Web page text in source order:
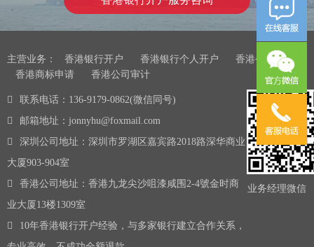
主营业务： 香港银行开户 香港银行个人开户
香港公司注册
香港商标申请
香港公司审计
联系电话：136-9179-0862(微信同号)
邮箱地址：jonnyhu@foxmail.com
深圳公司地址：深圳市罗湖区嘉宾路2018路深华商业
大厦903-904室
香港公司地址：香港九龙尖沙咀漆咸围2-4號金时商
业大厦13楼1309室
10年香港银行开户经验，与多家银行建立合作关系，
业务经理微信